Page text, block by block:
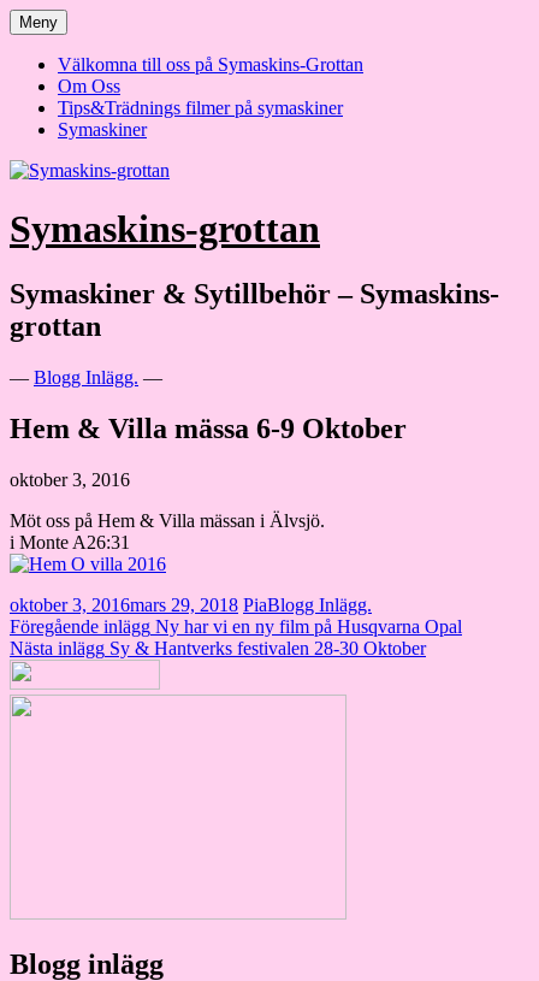
Hoppa
till
innehåll
Meny
Välkomna till oss på Symaskins-Grottan
Om Oss
Tips&Trädnings filmer på symaskiner
Symaskiner
Symaskins-grottan
Symaskiner & Sytillbehör – Symaskins-
grottan
— Blogg Inlägg. —
Hem & Villa mässa 6-9 Oktober
oktober 3, 2016
Möt oss på Hem & Villa mässan i Älvsjö.
i Monte A26:31
oktober 3, 2016mars 29, 2018 PiaBlogg Inlägg.
Inläggsnavigering
Föregående inlägg Ny har vi en ny film på Husqvarna Opal
Nästa inlägg Sy & Hantverks festivalen 28-30 Oktober
Blogg inlägg